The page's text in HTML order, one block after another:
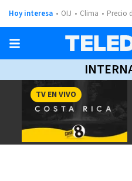
Hoy interesa OIJ Clima Precio
TV EN VIVO